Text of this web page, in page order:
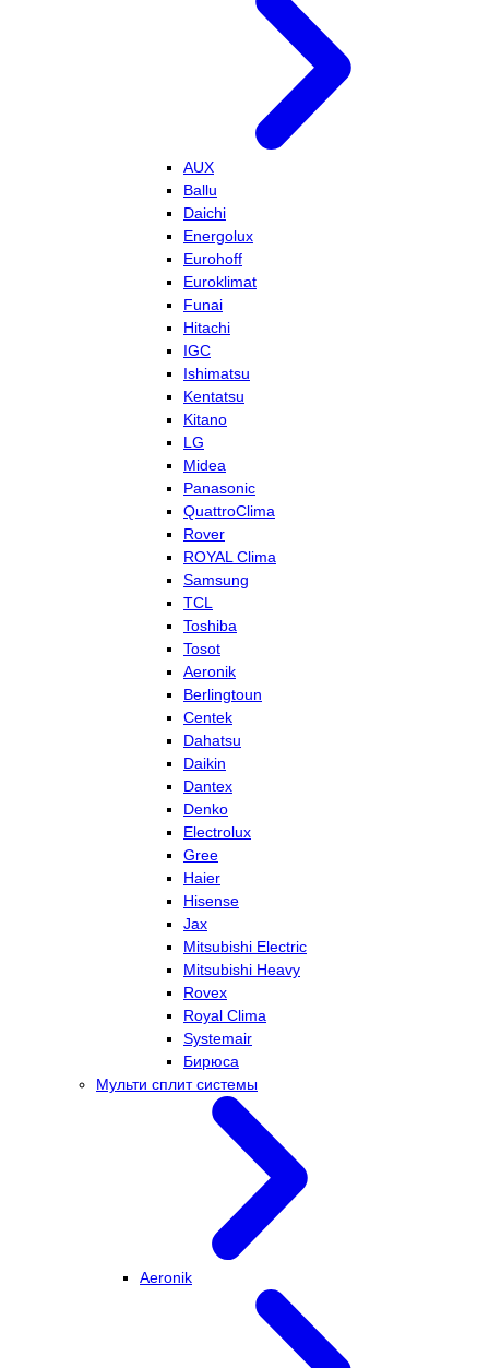
AUX
Ballu
Daichi
Energolux
Eurohoff
Euroklimat
Funai
Hitachi
IGC
Ishimatsu
Kentatsu
Kitano
LG
Midea
Panasonic
QuattroClima
Rover
ROYAL Clima
Samsung
TCL
Toshiba
Tosot
Aeronik
Berlingtoun
Centek
Dahatsu
Daikin
Dantex
Denko
Electrolux
Gree
Haier
Hisense
Jax
Mitsubishi Electric
Mitsubishi Heavy
Rovex
Royal Clima
Systemair
Бирюса
Мульти сплит системы
Aeronik